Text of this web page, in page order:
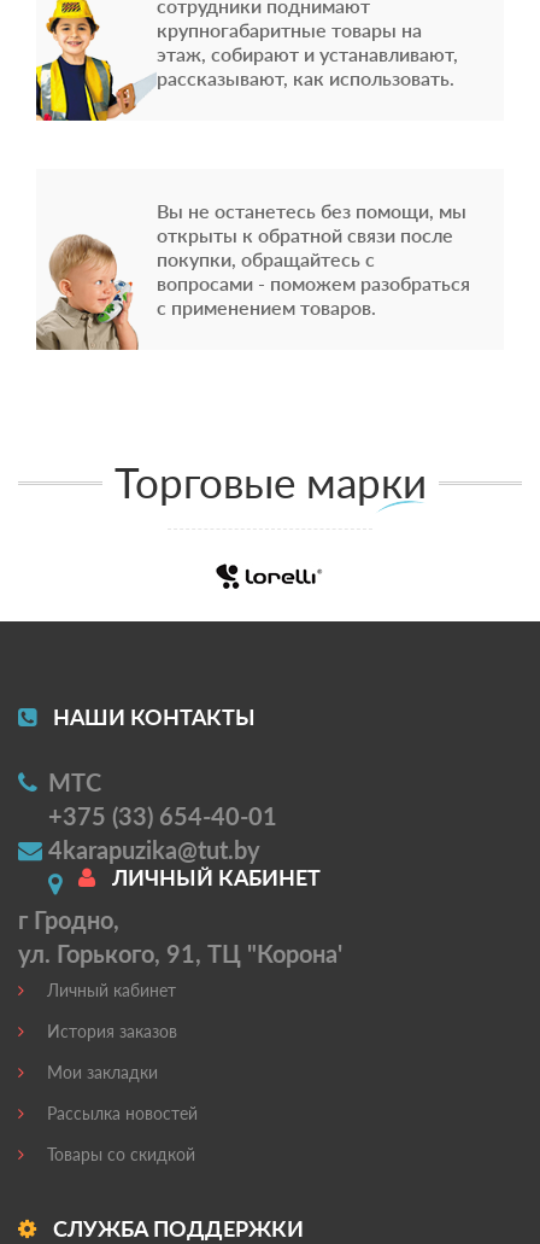
сотрудники поднимают
крупногабаритные товары на
этаж, собирают и устанавливают,
рассказывают, как использовать.
Вы не останетесь без помощи, мы
открыты к обратной связи после
покупки, обращайтесь с
вопросами - поможем разобраться
с применением товаров.
Торговые марки
НАШИ КОНТАКТЫ
МТС
+375 (33) 654-40-01
4karapuzika@tut.by
г Гродно,
ул. Горького, 91, ТЦ "Корона'
ЛИЧНЫЙ КАБИНЕТ
Личный кабинет
История заказов
Мои закладки
Рассылка новостей
Товары со скидкой
СЛУЖБА ПОДДЕРЖКИ